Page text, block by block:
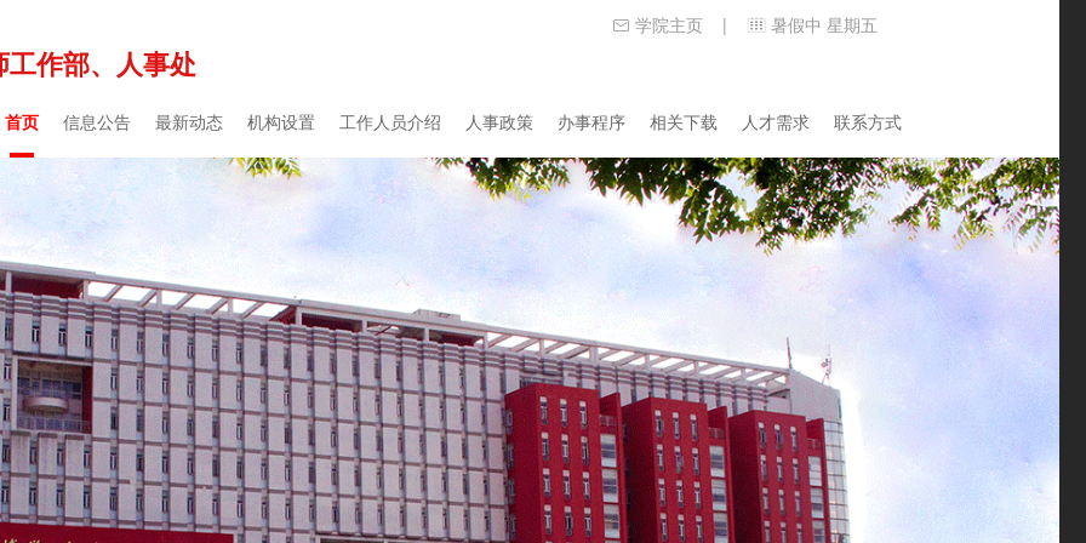
作部、人事处
学院主页 | 暑假中 星期五
首页 信息公告 最新动态 机构设置 工作人员介绍 人事政策 办事程序 相关下载 人才需求 联系方式